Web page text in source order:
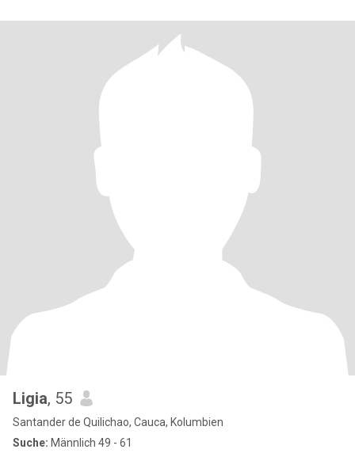
Ligia, 55
Santander de Quilichao, Cauca, Kolumbien
Suche: Männlich 49 - 61